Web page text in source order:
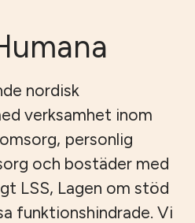
nordisk
verksamhet inom
personlig
och bostäder med
LSS, Lagen om stöd
funktionshindrade. Vi